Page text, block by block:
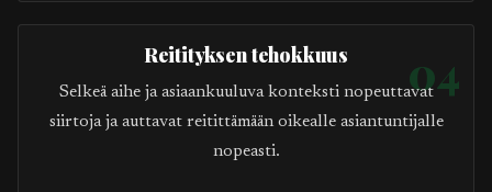
04
Reitityksen tehokkuus
Selkeä aihe ja asiaankuuluva konteksti nopeuttavat
siirtoja ja auttavat reitittämään oikealle asiantuntijalle
nopeasti.